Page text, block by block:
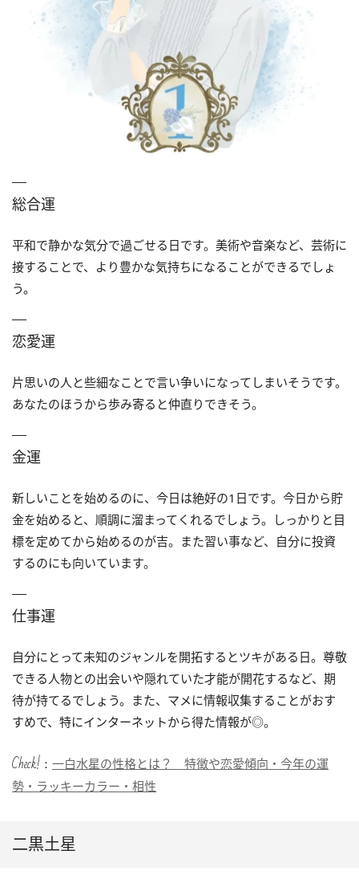
総合運
平和で静かな気分で過ごせる日です。美術や音楽など、芸術に
接することで、より豊かな気持ちになることができるでしょ
う。
恋愛運
片思いの人と些細なことで言い争いになってしまいそうです。
あなたのほうから歩み寄ると仲直りできそう。
金運
新しいことを始めるのに、今日は絶好の1日です。今日から貯
金を始めると、順調に溜まってくれるでしょう。しっかりと目
標を定めてから始めるのが吉。また習い事など、自分に投資
するのにも向いています。
仕事運
自分にとって未知のジャンルを開拓するとツキがある日。尊敬
できる人物との出会いや隠れていた才能が開花するなど、期
待が持てるでしょう。また、マメに情報収集することがおす
すめで、特にインターネットから得た情報が◎。
Check!： 一白水星の性格とは？ 特徴や恋愛傾向・今年の運
勢・ラッキーカラー・相性
二黒土星